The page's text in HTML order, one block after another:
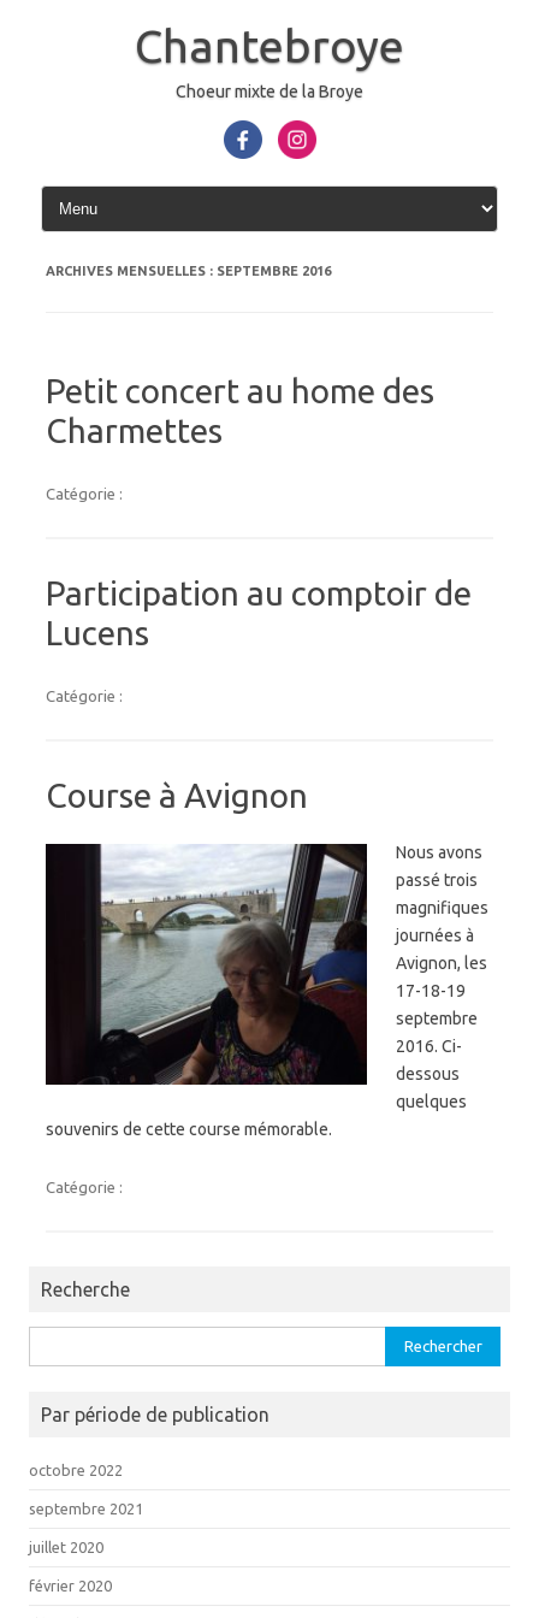
Chantebroye
Choeur mixte de la Broye
ARCHIVES MENSUELLES : SEPTEMBRE 2016
Petit concert au home des
Charmettes
Catégorie :
Participation au comptoir de
Lucens
Catégorie :
Course à Avignon
Nous avons
passé trois
magnifiques
journées à
Avignon, les
17-18-19
septembre
2016. Ci-
dessous
quelques
souvenirs de cette course mémorable.
Catégorie :
Recherche
Par période de publication
octobre 2022
septembre 2021
juillet 2020
février 2020